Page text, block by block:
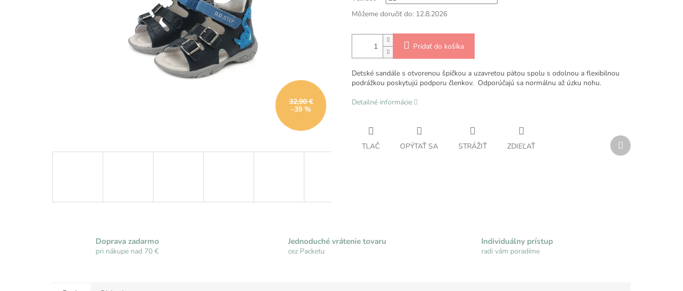
32,90 €
–39 %
Môžeme doručiť do: 12.8.2026
Pridať do košíka
Detské sandále s otvorenou špičkou a uzavretou pätou spolu s odolnou a flexibilnou
podrážkou poskytujú podporu členkov. Odporúčajú sa normálnu až úzku nohu.
Detailné informácie
TLAČ OPÝTAŤ SA STRÁŽIŤ ZDIEĽAŤ
Doprava zadarmo
pri nákupe nad 70 €
Jednoduché vrátenie tovaru
cez Packetu
Individuálny prístup
radi vám poradíme
Ďalší
produkt